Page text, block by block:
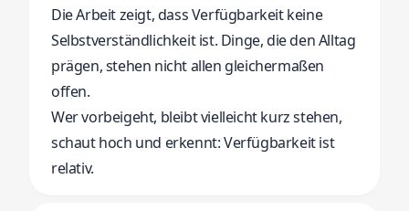
Die Arbeit zeigt, dass Verfügbarkeit keine
Selbstverständlichkeit ist. Dinge, die den Alltag
prägen, stehen nicht allen gleichermaßen
offen.
Wer vorbeigeht, bleibt vielleicht kurz stehen,
schaut hoch und erkennt: Verfügbarkeit ist
relativ.